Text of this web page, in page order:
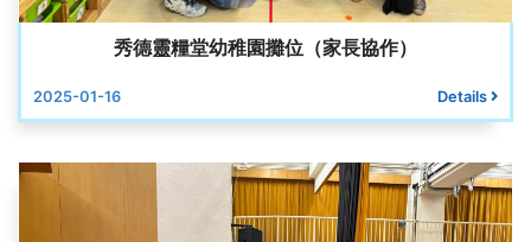
秀德靈糧堂幼稚園攤位（家長協作）
2025-01-16 Details